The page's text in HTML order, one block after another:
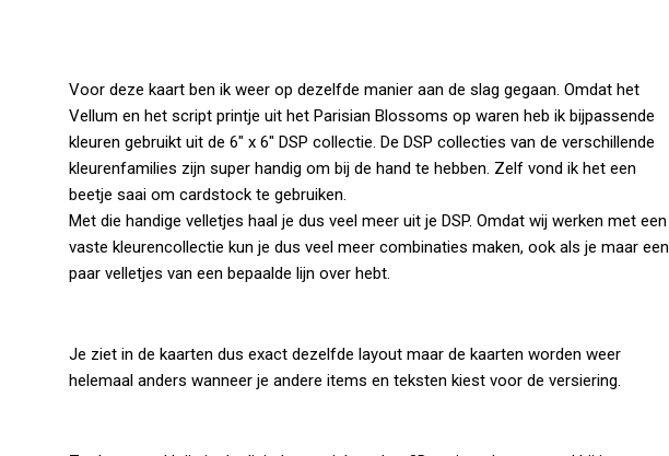
Voor deze kaart ben ik weer op dezelfde manier aan de slag gegaan. Omdat het
Vellum en het script printje uit het Parisian Blossoms op waren heb ik bijpassende
kleuren gebruikt uit de 6″ x 6″ DSP collectie. De DSP collecties van de verschillende
kleurenfamilies zijn super handig om bij de hand te hebben. Zelf vond ik het een
beetje saai om cardstock te gebruiken.
Met die handige velletjes haal je dus veel meer uit je DSP. Omdat wij werken met een
vaste kleurencollectie kun je dus veel meer combinaties maken, ook als je maar een
paar velletjes van een bepaalde lijn over hebt.
Je ziet in de kaarten dus exact dezelfde layout maar de kaarten worden weer
helemaal anders wanneer je andere items en teksten kiest voor de versiering.